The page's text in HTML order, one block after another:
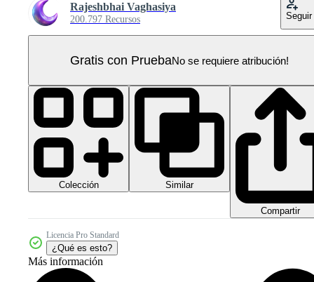
Rajeshbhai Vaghasiya
200.797 Recursos Seguir
Gratis con PruebaNo se requiere atribución!
Colección Similar
Compartir
Licencia Pro Standard
¿Qué es esto?
Más información